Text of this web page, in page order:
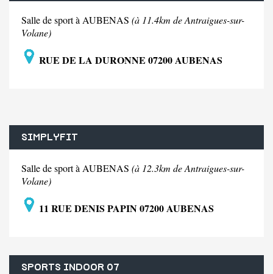
Salle de sport à AUBENAS (à 11.4km de Antraigues-sur-
Volane)
RUE DE LA DURONNE 07200 AUBENAS
SIMPLYFIT
Salle de sport à AUBENAS (à 12.3km de Antraigues-sur-
Volane)
11 RUE DENIS PAPIN 07200 AUBENAS
SPORTS INDOOR 07